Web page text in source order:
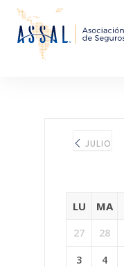
JULIO
LU MA
27 28
3 4